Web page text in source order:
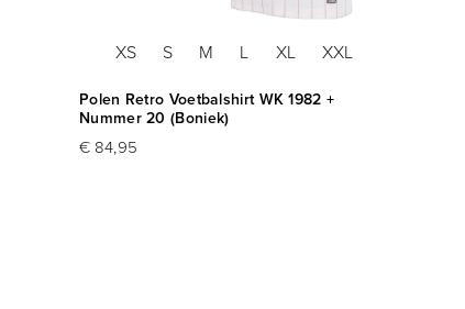
XS S M L XL XXL
Polen Retro Voetbalshirt WK 1982 +
Nummer 20 (Boniek)
€ 84,95